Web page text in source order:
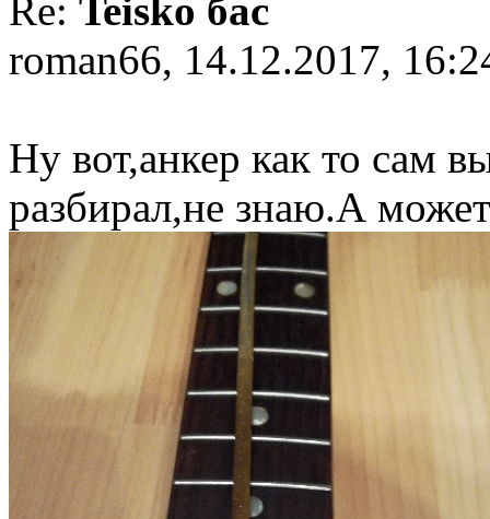
Re: Teisko бас
roman66, 14.12.2017,
Ну вот,анкер как то сам
разбирал,не знаю.А